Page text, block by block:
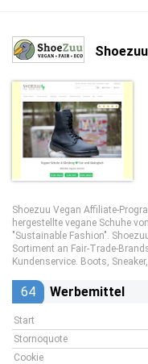
Shoezuu
Shoezuu Vegan Affiliate-
hergestellte vegane Schuhe
"Sustainable Fashion".
Sortiment an Fair-Trade-
Kundenservice. Boots,
64 Werbemittel
Start
Stornoquote
Cookie